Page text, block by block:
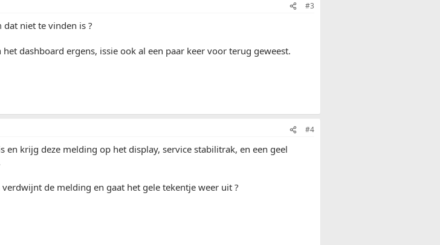
#3
niet te vinden is ?
dashboard ergens, issie ook al een paar keer voor terug geweest.
#4
en krijg deze melding op het display, service stabilitrak, en een geel
de melding en gaat het gele tekentje weer uit ?